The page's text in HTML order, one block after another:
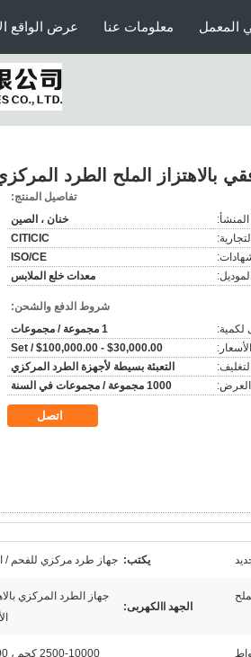
عرض الواقع معلومات عنا المعمل
بالاهتزاز الملح الطرد
تفاصيل المنتج:
خنان ، الصين
CITICIC
ISO/CE
معدات خلع الملابس
شروط الدفع والشحن:
لكمية:
1 مجموعة / مجموعات
الأسعار:
$30,000.00 - $100,000.00 / Set
التعبئة بسيطة لأجهزة الطرد المركزي
العرض:
1000 مجموعة / مجموعات في السنة
اتصل
يكتب: جهاز طرد مركزي للفحم /
الجهد االكهربى:
جهاز الطرد المركزي